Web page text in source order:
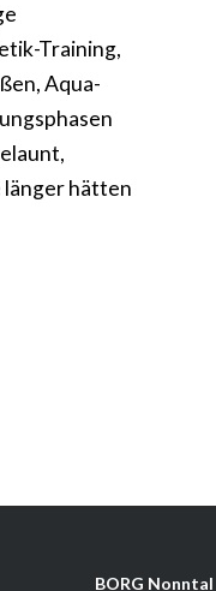
Training,
Aqua-
länger hätten
BORG Nonntal